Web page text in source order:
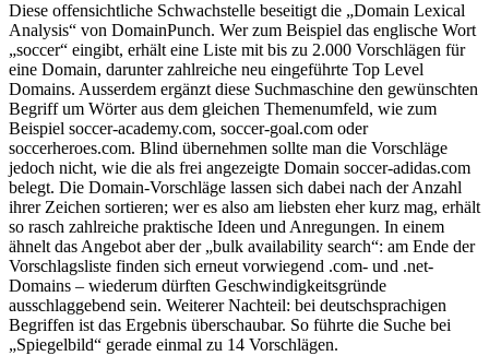
Diese offensichtliche Schwachstelle beseitigt die „Domain Lexical
Analysis“ von DomainPunch. Wer zum Beispiel das englische Wort
„soccer“ eingibt, erhält eine Liste mit bis zu 2.000 Vorschlägen für
eine Domain, darunter zahlreiche neu eingeführte Top Level
Domains. Ausserdem ergänzt diese Suchmaschine den gewünschten
Begriff um Wörter aus dem gleichen Themenumfeld, wie zum
Beispiel soccer-academy.com, soccer-goal.com oder
soccerheroes.com. Blind übernehmen sollte man die Vorschläge
jedoch nicht, wie die als frei angezeigte Domain soccer-adidas.com
belegt. Die Domain-Vorschläge lassen sich dabei nach der Anzahl
ihrer Zeichen sortieren; wer es also am liebsten eher kurz mag, erhält
so rasch zahlreiche praktische Ideen und Anregungen. In einem
ähnelt das Angebot aber der „bulk availability search“: am Ende der
Vorschlagsliste finden sich erneut vorwiegend .com- und .net-
Domains – wiederum dürften Geschwindigkeitsgründe
ausschlaggebend sein. Weiterer Nachteil: bei deutschsprachigen
Begriffen ist das Ergebnis überschaubar. So führte die Suche bei
„Spiegelbild“ gerade einmal zu 14 Vorschlägen.